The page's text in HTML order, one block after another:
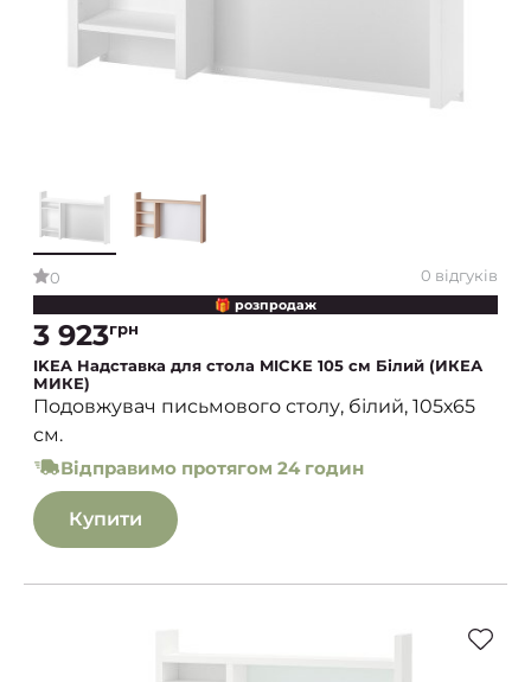
0 0 відгуків
🎁 розпродаж
3 923грн
IKEA Надставка для стола MICKE 105 см Білий (ИКЕА
МИКЕ)
Подовжувач письмового столу, білий, 105х65
см.
Відправимо протягом 24 годин
Купити